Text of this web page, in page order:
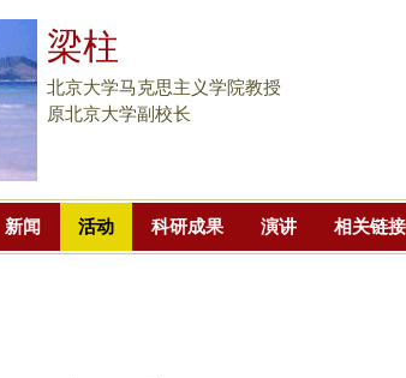
主
梁柱
北京大学马克思主义学院教授
原北京大学副校长
新闻 活动 科研成果 演讲 相关链接